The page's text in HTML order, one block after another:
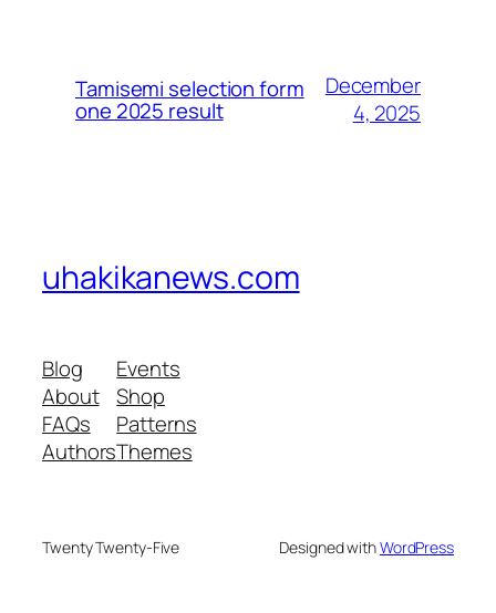
Tamisemi selection form
one 2025 result
December
4, 2025
uhakikanews.com
Blog
About
FAQs
Authors
Events
Shop
Patterns
Themes
Twenty Twenty-Five Designed withWordPress